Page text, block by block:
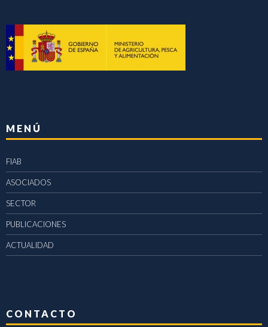
MENÚ
FIAB
ASOCIADOS
SECTOR
PUBLICACIONES
ACTUALIDAD
CONTACTO